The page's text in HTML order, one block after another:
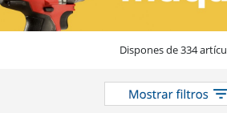
Dispones de 334